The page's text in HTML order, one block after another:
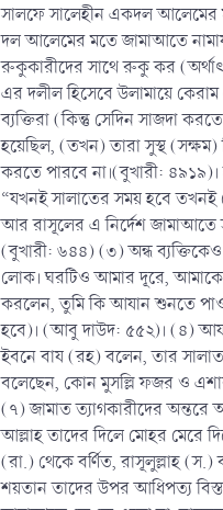
সালফে সালেহীন একদল
দল আলেমের মতে জামাআতে
রুকুকারীদের সাথে রুকু কর
এর দলীল হিসেবে উলামায়ে
ব্যক্তিরা (কিন্তু সেদিন সাজদা
হয়েছিল, (তখন) তারা সুস্থ
করতে পারবে না।(বুখারী: ৪৯১৯)।
“যখনই সালাতের সময় হবে তখনই
আর রাসূলের এ নির্দেশ জামাআতে
(বুখারী: ৬৪৪) (৩) অন্ধ
লোক। ঘরটিও আমার দূরে, আমাকে
করলেন, তুমি কি আযান শুনতে
হবে)। (আবু দাউদ: ৫৫২)। (৪)
ইবনে বায (রহ) বলেন, তার
বলেছেন, কোন মুসল্লি ফজর ও
(৭) জামাত ত্যাগকারীদের
আল্লাহ তাদের দিলে মোহর মেরে
(রা.) থেকে বর্ণিত, রাসূলুল্লাহ
শয়তান তাদের উপর আধিপত্য